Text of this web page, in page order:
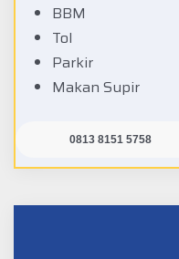
BBM
Tol
Parkir
Makan Supir
0813 8151 5758